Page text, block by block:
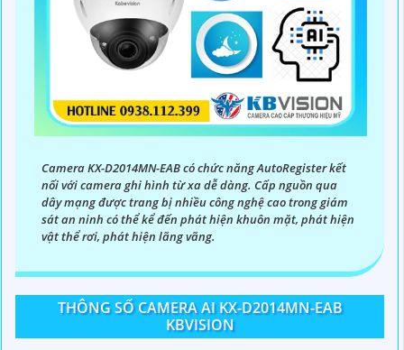
Camera KX-D2014MN-EAB có chức năng AutoRegister kết
nối với camera ghi hình từ xa dễ dàng. Cấp nguồn qua
dây mạng được trang bị nhiều công nghệ cao trong giám
sát an ninh có thể kể đến phát hiện khuôn mặt, phát hiện
vật thể rơi, phát hiện lãng vãng.
THÔNG SỐ CAMERA AI KX-D2014MN-EAB
KBVISION